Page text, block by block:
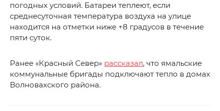
погодных условий. Батареи теплеют, если
среднесуточная температура воздуха на улице
находится на отметки ниже +8 градусов в течение
пяти суток.
Ранее «Красный Север» рассказал, что ямальские
коммунальные бригады подключают тепло в домах
Волновахского района.